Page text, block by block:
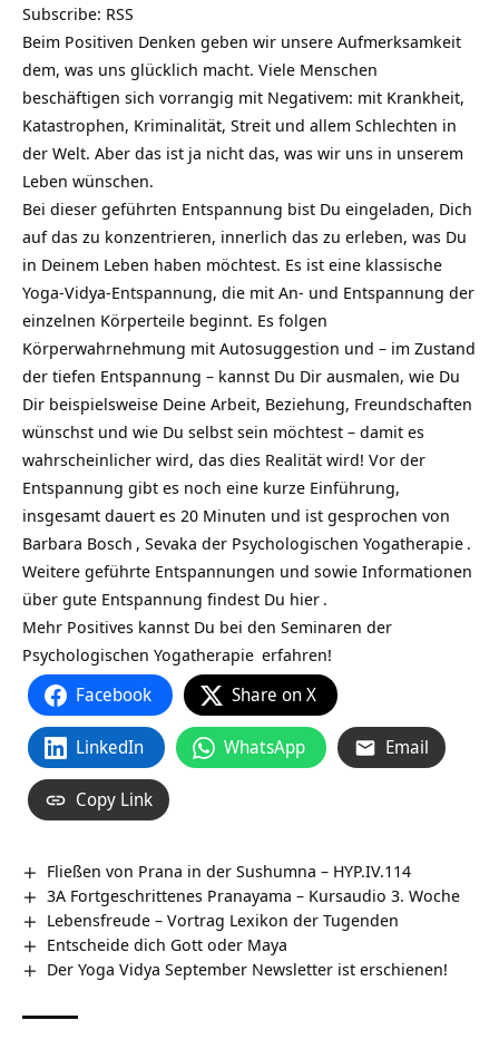
Subscribe: RSS
Beim Positiven Denken geben wir unsere Aufmerksamkeit
dem, was uns glücklich macht. Viele Menschen
beschäftigen sich vorrangig mit Negativem: mit Krankheit,
Katastrophen, Kriminalität, Streit und allem Schlechten in
der Welt. Aber das ist ja nicht das, was wir uns in unserem
Leben wünschen.
Bei dieser geführten Entspannung bist Du eingeladen, Dich
auf das zu konzentrieren, innerlich das zu erleben, was Du
in Deinem Leben haben möchtest. Es ist eine klassische
Yoga-Vidya-Entspannung, die mit An- und Entspannung der
einzelnen Körperteile beginnt. Es folgen
Körperwahrnehmung mit Autosuggestion und – im Zustand
der tiefen Entspannung – kannst Du Dir ausmalen, wie Du
Dir beispielsweise Deine Arbeit, Beziehung, Freundschaften
wünschst und wie Du selbst sein möchtest – damit es
wahrscheinlicher wird, das dies Realität wird! Vor der
Entspannung gibt es noch eine kurze Einführung,
insgesamt dauert es 20 Minuten und ist gesprochen von
Barbara Bosch , Sevaka der Psychologischen Yogatherapie .
Weitere geführte Entspannungen und sowie Informationen
über gute Entspannung findest Du hier .
Mehr Positives kannst Du bei den Seminaren der
Psychologischen Yogatherapie erfahren!
Facebook Share on X
LinkedIn WhatsApp Email
Copy Link
Fließen von Prana in der Sushumna – HYP.IV.114
3A Fortgeschrittenes Pranayama – Kursaudio 3. Woche
Lebensfreude – Vortrag Lexikon der Tugenden
Entscheide dich Gott oder Maya
Der Yoga Vidya September Newsletter ist erschienen!